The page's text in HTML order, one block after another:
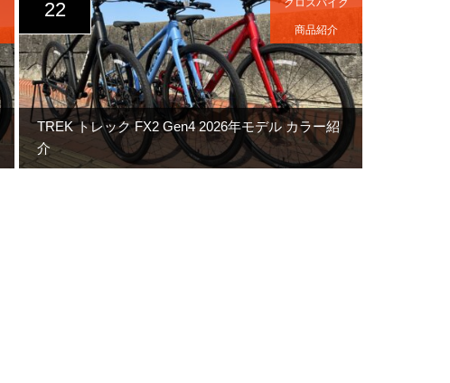
TREK トレック FX2 Gen4 2026年モデル カラー紹
介
22 クロスバイク
商品紹介